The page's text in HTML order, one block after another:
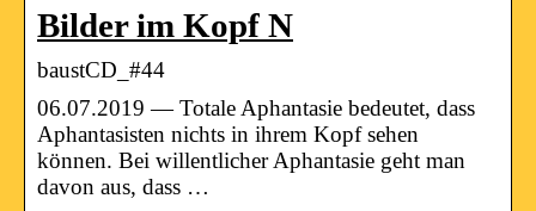
Bilder im Kopf N
baustCD_#44
06.07.2019 — Totale Aphantasie bedeutet, dass
Aphantasisten nichts in ihrem Kopf sehen
können. Bei willentlicher Aphantasie geht man
davon aus, dass …